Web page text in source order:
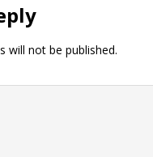
will not be published.